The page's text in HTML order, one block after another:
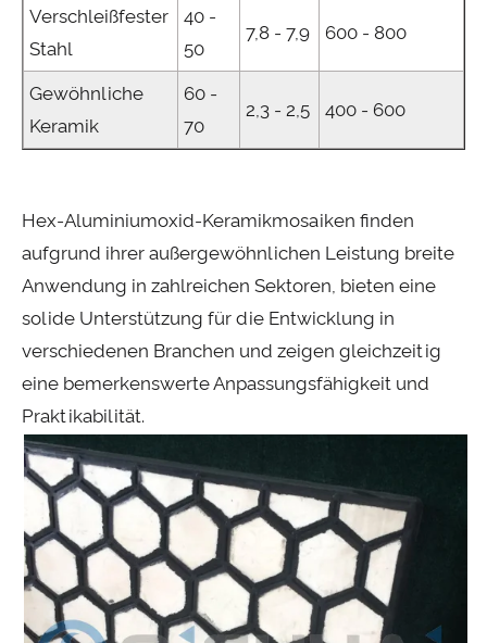
Verschleißfester
Stahl
40 -
50
7,8 - 7,9 600 - 800
Gewöhnliche
Keramik
60 -
70
2,3 - 2,5 400 - 600
Hex-Aluminiumoxid-Keramikmosaiken finden
aufgrund ihrer außergewöhnlichen Leistung breite
Anwendung in zahlreichen Sektoren, bieten eine
solide Unterstützung für die Entwicklung in
verschiedenen Branchen und zeigen gleichzeitig
eine bemerkenswerte Anpassungsfähigkeit und
Praktikabilität.